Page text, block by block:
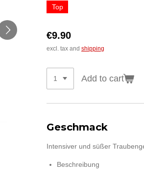
Top
€9.90
excl. tax and shipping
Add to cart
Geschmack
Intensiver und süßer
Beschreibung